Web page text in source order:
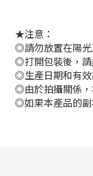
★注意：
◎請勿放置在陽光
◎打開包裝後，請
◎生產日期和有效
◎由於拍攝關係，
◎如果本產品的副